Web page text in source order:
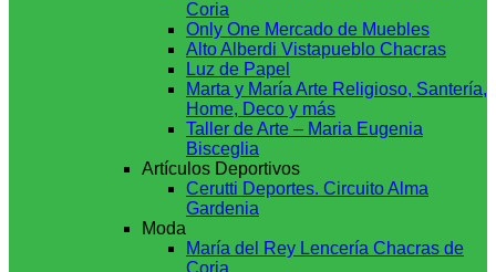
Coria
Only One Mercado de Muebles
Alto Alberdi Vistapueblo Chacras
Luz de Papel
Marta y María Arte Religioso, Santería,
Home, Deco y más
Taller de Arte – Maria Eugenia
Bisceglia
Artículos Deportivos
Cerutti Deportes. Circuito Alma
Gardenia
Moda
María del Rey Lencería Chacras de
Coria